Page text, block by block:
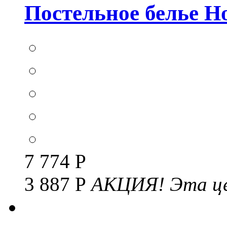
Постельное белье
7 774 Р
3 887 РАКЦИЯ! Эта